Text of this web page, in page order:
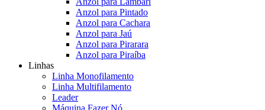
Anzol para Pintado
Anzol para Cachara
Anzol para Jaú
Anzol para Pirarara
Anzol para Piraíba
Linhas
Linha Monofilamento
Linha Multifilamento
Leader
Máquina Fazer Nó